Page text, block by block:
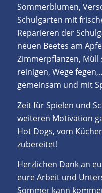
Sommerblumen,
Schulgarten mit
Reparieren der
neuen Beetes am
Zimmerpflanzen,
reinigen, Wege
gemeinsam und mit
Zeit für Spielen und
weiteren Motivation
Hot Dogs, vom
zubereitet!
Herzlichen Dank an
eure Arbeit und
Sommer kann